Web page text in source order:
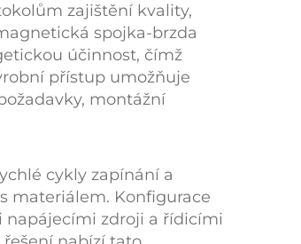
zajištění kvality,
spojka-brzda
účinnost, čímž
přístup umožňuje
montážní
cykly zapínání a
materiálem. Konfigurace
zdroji a řídicími